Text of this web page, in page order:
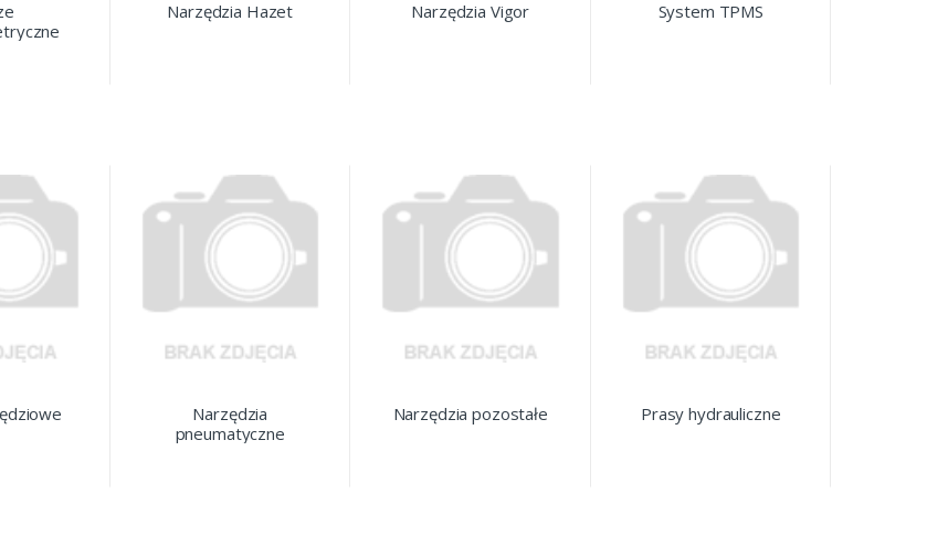
Narzędzia Hazet Narzędzia Vigor System TPMS
Narzędzia
pneumatyczne
Narzędzia pozostałe Prasy hydrauliczne